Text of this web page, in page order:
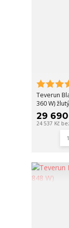
Teverun
360 W) žlutý
29
24 537 Kč